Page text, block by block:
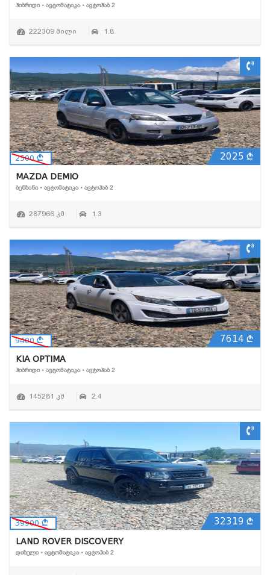
ᲰᲘᲑᲠᲘᲓᲘ • ᲐᲕᲢᲝᲛᲐᲢᲘᲙᲐ • ᲐᲕᲢᲝᲰᲐᲑ 2
222309 მილი 1.8
2500 2025
MAZDA DEMIO
ᲑᲔᲜᲖᲘᲜᲘ • ᲐᲕᲢᲝᲛᲐᲢᲘᲙᲐ • ᲐᲕᲢᲝᲰᲐᲑ 2
287966 კმ 1.3
9400 7614
KIA OPTIMA
ᲰᲘᲑᲠᲘᲓᲘ • ᲐᲕᲢᲝᲛᲐᲢᲘᲙᲐ • ᲐᲕᲢᲝᲰᲐᲑ 2
145281 კმ 2.4
39900 32319
LAND ROVER DISCOVERY
ᲓᲘᲖᲔᲚᲘ • ᲐᲕᲢᲝᲛᲐᲢᲘᲙᲐ • ᲐᲕᲢᲝᲰᲐᲑ 2